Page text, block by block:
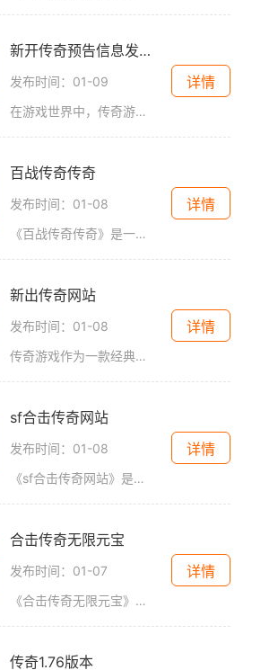
新开传奇预告信息发布站
发布时间：01-09
在游戏世界中，传奇游戏一直是备受玩家热爱的经典类型之一。作为一种2D游戏，传奇以其独特的玩法和精彩的剧情吸引了无数玩家的关注。传奇游戏是一种角色扮演的游戏，玩家可以扮
详情
百战传奇传奇
发布时间：01-08
《百战传奇传奇》是一款经典的2D游戏，是一款角色扮演类游戏。它以卓越的画面效果和精彩的剧情深受广大玩家的喜爱，是中国游戏史上的经典之作。《百战传奇传奇》采用了万人在线
详情
新出传奇网站
发布时间：01-08
传奇游戏作为一款经典的角色扮演类游戏，在玩家中一直保持着极高的人气。一款名为"新出传奇网站"的游戏网站正式上线，吸引了广大玩家的关注和参与。今天，我们就来一起了解这款
详情
sf合击传奇网站
发布时间：01-08
《sf合击传奇网站》是一款备受玩家喜爱的网游，以其独特的玩法和精彩的游戏画面赢得了众多玩家的支持和喜爱。在这个游戏中，玩家们可以选择不同的职业来进行冒险，在战斗中享受
详情
合击传奇无限元宝
发布时间：01-07
《合击传奇无限元宝》是一款备受玩家喜爱的多人在线角色扮演游戏（MMORPG），它具有独特的玩法和精彩的游戏体验，深受广大玩家的热烈追捧。本文将为大家详细介绍《合击传奇无限
详情
传奇1.76版本